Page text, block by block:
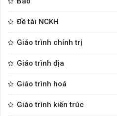
Đề tài NCKH
Giáo trình chính trị
Giáo trình địa
Giáo trình hoá
Giáo trình kiến trúc